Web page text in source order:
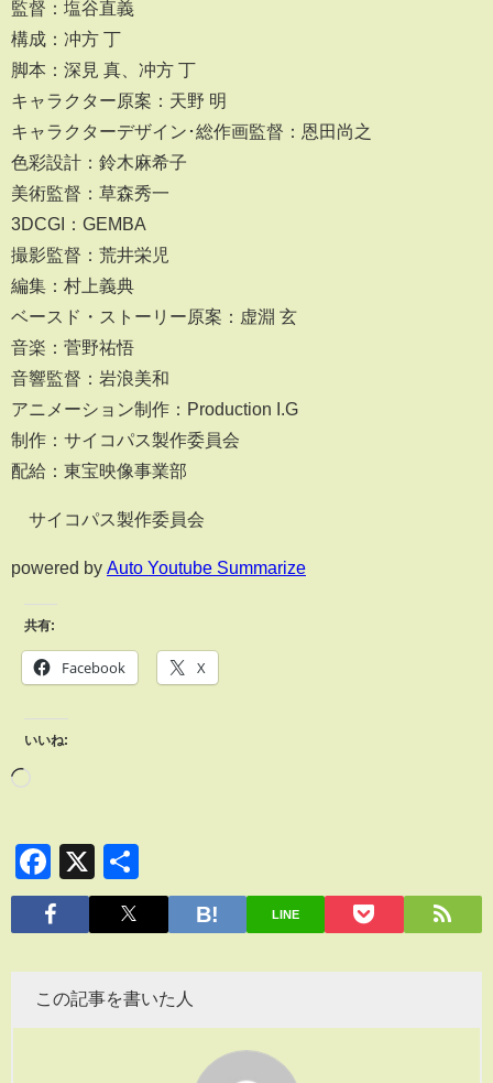
監督：塩谷直義
構成：冲方 丁
脚本：深見 真、冲方 丁
キャラクター原案：天野 明
キャラクターデザイン･総作画監督：恩田尚之
色彩設計：鈴木麻希子
美術監督：草森秀一
3DCGI：GEMBA
撮影監督：荒井栄児
編集：村上義典
ベースド・ストーリー原案：虚淵 玄
音楽：菅野祐悟
音響監督：岩浪美和
アニメーション制作：Production I.G
制作：サイコパス製作委員会
配給：東宝映像事業部
©サイコパス製作委員会
powered by Auto Youtube Summarize
共有:
Facebook X
いいね:
Facebook
X
有
LINE
この記事を書いた人